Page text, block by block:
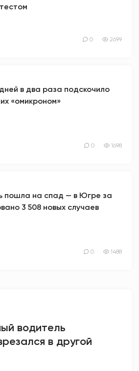
0 2699
в два раза подскочило
«омикроном»
0 1698
пошла на спад — в Югре за
3 508 новых случаев
0 1488
водитель
в другой